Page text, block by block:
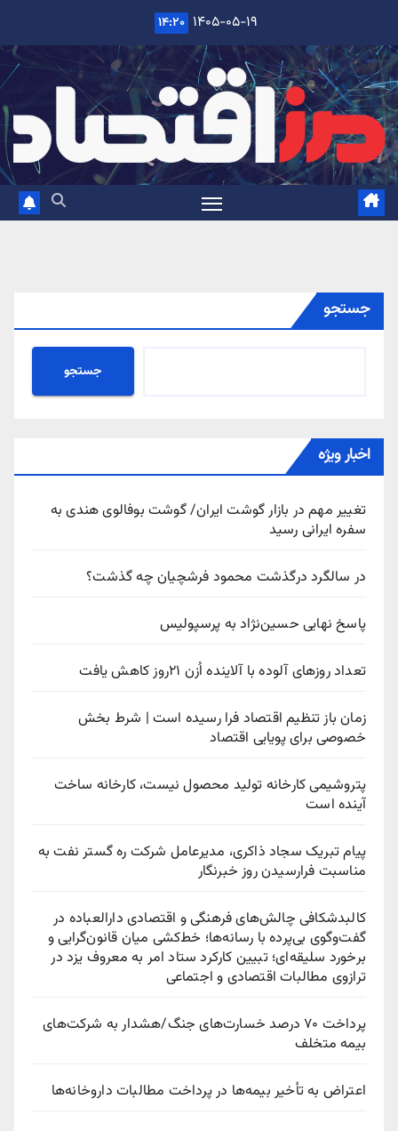
content
۱۴۰۵-۰۵-۱۹ ۱۴:۲۰
جستجو
جستجو
اخبار ویژه
تغییر مهم در بازار گوشت ایران/ گوشت بوفالوی هندی به
سفره ایرانی رسید
در سالگرد درگذشت محمود فرشچیان چه گذشت؟
پاسخ نهایی حسین‌نژاد به پرسپولیس
تعداد روزهای آلوده با آلاینده اُزن ۲۱روز کاهش یافت
زمان باز تنظیم اقتصاد فرا رسیده است | شرط بخش
خصوصی برای پویایی اقتصاد
پتروشیمی کارخانه تولید محصول نیست، کارخانه ساخت
آینده است
پیام تبریک سجاد ذاکری، مدیرعامل شرکت ره‌ گستر نفت به
مناسبت فرارسیدن روز خبرنگار
کالبدشکافی چالش‌های فرهنگی و اقتصادی دارالعباده در
گفت‌وگوی بی‌پرده با رسانه‌ها؛ خط‌کشی میان قانون‌گرایی و
برخورد سلیقه‌ای؛ تبیین کارکرد ستاد امر به معروف یزد در
ترازوی مطالبات اقتصادی و اجتماعی
پرداخت ۷۰ درصد خسارت‌های جنگ/هشدار به شرکت‌های
بیمه متخلف
اعتراض به تأخیر بیمه‌ها در پرداخت مطالبات داروخانه‌ها